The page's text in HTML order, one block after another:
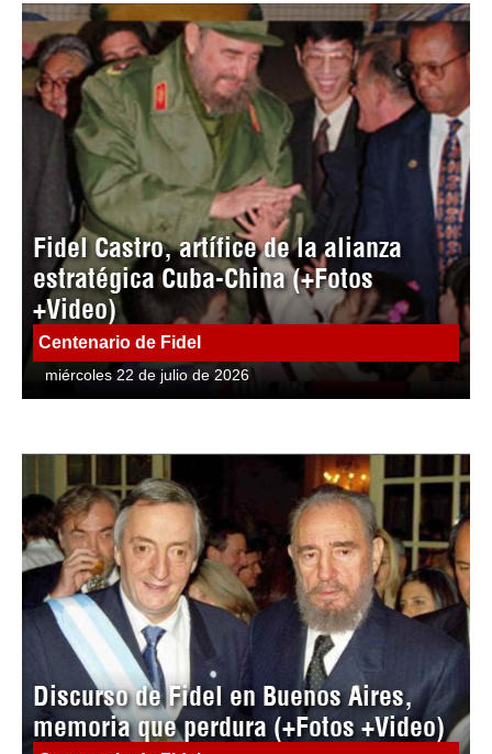
Fidel Castro, artífice de la alianza
estratégica Cuba-China (+Fotos
+Video)
Centenario de Fidel
miércoles 22 de julio de 2026
Discurso de Fidel en Buenos Aires,
memoria que perdura (+Fotos +Video)